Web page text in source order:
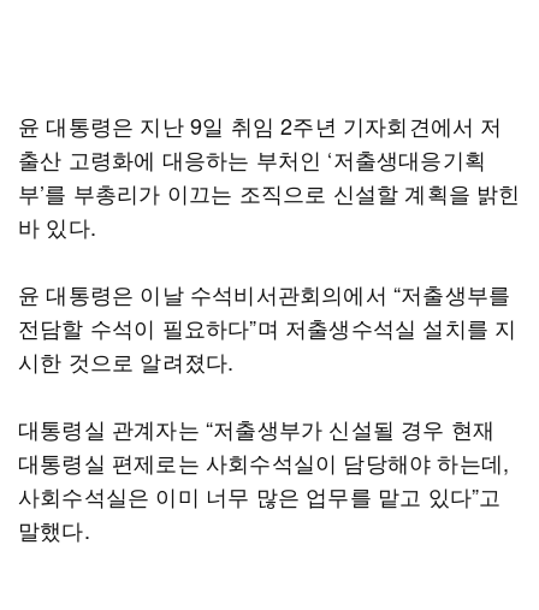
윤 대통령은 지난 9일 취임 2주년 기자회견에서 저
출산 고령화에 대응하는 부처인 ‘저출생대응기획
부’를 부총리가 이끄는 조직으로 신설할 계획을 밝힌
바 있다.
윤 대통령은 이날 수석비서관회의에서 “저출생부를
전담할 수석이 필요하다”며 저출생수석실 설치를 지
시한 것으로 알려졌다.
대통령실 관계자는 “저출생부가 신설될 경우 현재
대통령실 편제로는 사회수석실이 담당해야 하는데,
사회수석실은 이미 너무 많은 업무를 맡고 있다”고
말했다.